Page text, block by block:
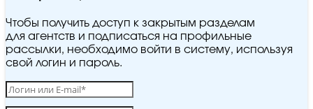
Чтобы получить доступ к закрытым разделам
для агентств и подписаться на профильные
рассылки, необходимо войти в систему, используя
свой логин и пароль.